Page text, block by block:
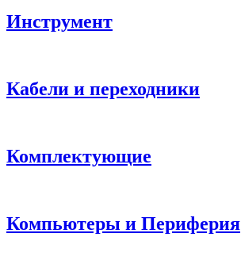
Инструмент
Кабели и переходники
Комплектующие
Компьютеры и Периферия